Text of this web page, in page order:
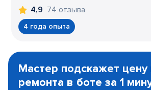
4,9 74 отзыва
4 года опыта
1
Мастер подскажет цену
ремонта в боте за 1